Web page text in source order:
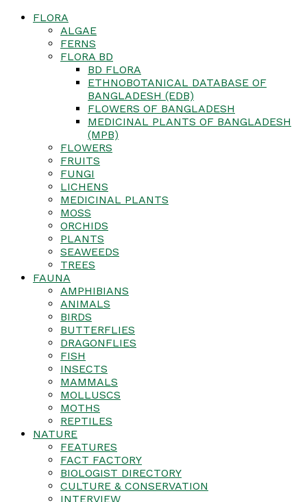
FLORA
ALGAE
FERNS
FLORA BD
BD FLORA
ETHNOBOTANICAL DATABASE OF
BANGLADESH (EDB)
FLOWERS OF BANGLADESH
MEDICINAL PLANTS OF BANGLADESH
(MPB)
FLOWERS
FRUITS
FUNGI
LICHENS
MEDICINAL PLANTS
MOSS
ORCHIDS
PLANTS
SEAWEEDS
TREES
FAUNA
AMPHIBIANS
ANIMALS
BIRDS
BUTTERFLIES
DRAGONFLIES
FISH
INSECTS
MAMMALS
MOLLUSCS
MOTHS
REPTILES
NATURE
FEATURES
FACT FACTORY
BIOLOGIST DIRECTORY
CULTURE & CONSERVATION
INTERVIEW